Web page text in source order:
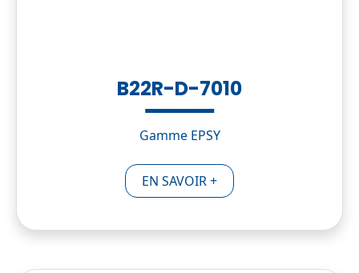
B22R-D-7010
Gamme EPSY
EN SAVOIR +